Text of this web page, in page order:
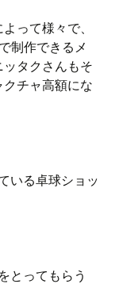
って様々で、
制作できるメ
タクさんもそ
チャ高額にな
いる卓球ショッ
とってもらう